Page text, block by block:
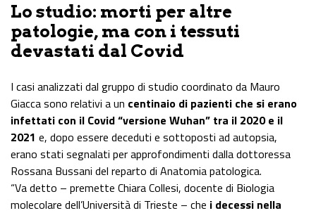
Lo studio: morti per altre
patologie, ma con i tessuti
devastati dal Covid
I casi analizzati dal gruppo di studio coordinato da Mauro
Giacca sono relativi a un centinaio di pazienti che si erano
infettati con il Covid “versione Wuhan” tra il 2020 e il
2021 e, dopo essere deceduti e sottoposti ad autopsia,
erano stati segnalati per approfondimenti dalla dottoressa
Rossana Bussani del reparto di Anatomia patologica.
“Va detto – premette Chiara Collesi, docente di Biologia
molecolare dell’Università di Trieste – che i decessi nella